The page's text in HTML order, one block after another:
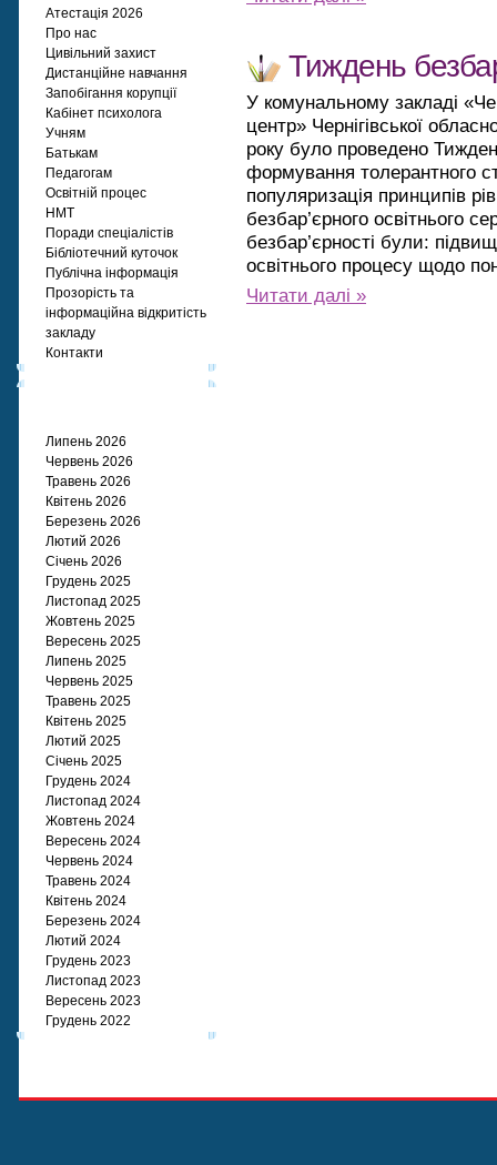
Атестація 2026
Про нас
Цивільний захист
Дистанційне навчання
Запобігання корупції
Кабінет психолога
Учням
Батькам
Педагогам
Освітній процес
НМТ
Поради спеціалістів
Бібліотечний куточок
Публічна інформація
Прозорість та
інформаційна відкритість
закладу
Контакти
Липень 2026
Червень 2026
Травень 2026
Квітень 2026
Березень 2026
Лютий 2026
Січень 2026
Грудень 2025
Листопад 2025
Жовтень 2025
Вересень 2025
Липень 2025
Червень 2025
Травень 2025
Квітень 2025
Лютий 2025
Січень 2025
Грудень 2024
Листопад 2024
Жовтень 2024
Вересень 2024
Червень 2024
Травень 2024
Квітень 2024
Березень 2024
Лютий 2024
Грудень 2023
Листопад 2023
Вересень 2023
Грудень 2022
Тиждень
У комунальному закладі
центр» Чернігівської
року було проведено
формування толерантного
популяризація принципів
безбар’єрного освітнього
безбар’єрності були:
освітнього процесу щодо
Читати далі »